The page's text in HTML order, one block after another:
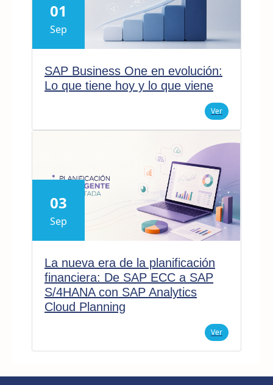
01
Sep
SAP Business One en evolución:
Lo que tiene hoy y lo que viene
Ver
03
Sep
La nueva era de la planificación
financiera: De SAP ECC a SAP
S/4HANA con SAP Analytics
Cloud Planning
Ver